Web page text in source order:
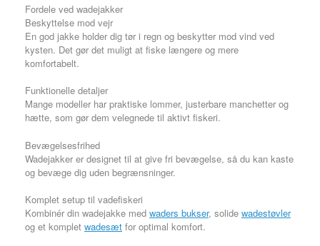
Fordele ved wadejakker
Beskyttelse mod vejr
En god jakke holder dig tør i regn og beskytter mod vind ved
kysten. Det gør det muligt at fiske længere og mere
komfortabelt.
Funktionelle detaljer
Mange modeller har praktiske lommer, justerbare manchetter og
hætte, som gør dem velegnede til aktivt fiskeri.
Bevægelsesfrihed
Wadejakker er designet til at give fri bevægelse, så du kan kaste
og bevæge dig uden begrænsninger.
Komplet setup til vadefiskeri
Kombinér din wadejakke med waders bukser, solide wadestøvler
og et komplet wadesæt for optimal komfort.